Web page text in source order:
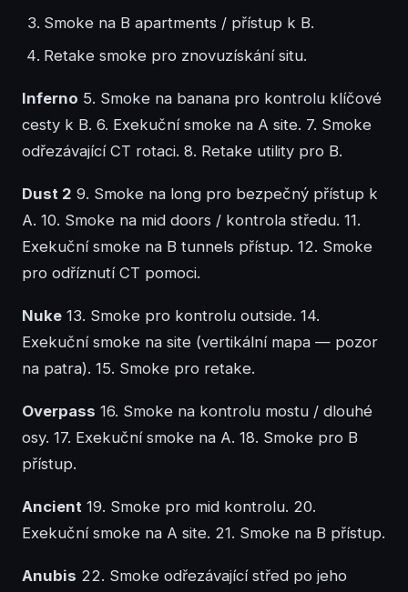
Smoke na B apartments / přístup k B.
Retake smoke pro znovuzískání situ.
Inferno 5. Smoke na banana pro kontrolu klíčové
cesty k B. 6. Exekuční smoke na A site. 7. Smoke
odřezávající CT rotaci. 8. Retake utility pro B.
Dust 2 9. Smoke na long pro bezpečný přístup k
A. 10. Smoke na mid doors / kontrola středu. 11.
Exekuční smoke na B tunnels přístup. 12. Smoke
pro odříznutí CT pomoci.
Nuke 13. Smoke pro kontrolu outside. 14.
Exekuční smoke na site (vertikální mapa — pozor
na patra). 15. Smoke pro retake.
Overpass 16. Smoke na kontrolu mostu / dlouhé
osy. 17. Exekuční smoke na A. 18. Smoke pro B
přístup.
Ancient 19. Smoke pro mid kontrolu. 20.
Exekuční smoke na A site. 21. Smoke na B přístup.
Anubis 22. Smoke odřezávající střed po jeho